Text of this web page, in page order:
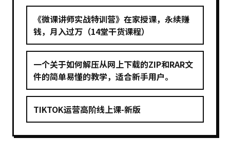
《微课讲师实战特训营》在家授课，永续赚
钱，月入过万（14堂干货课程）
一个关于如何解压从网上下载的ZIP和RAR文
件的简单易懂的教学，适合新手用户。
TIKTOK运营高阶线上课-新版